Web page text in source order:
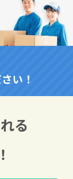
い！
る